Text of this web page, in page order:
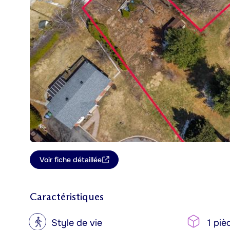
Voir fiche détaillée
Caractéristiques
? Style de vie 1